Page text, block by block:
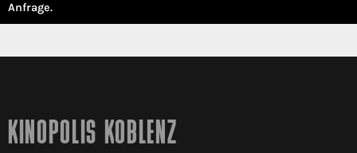
Anfrage.
KINOPOLIS KOBLENZ